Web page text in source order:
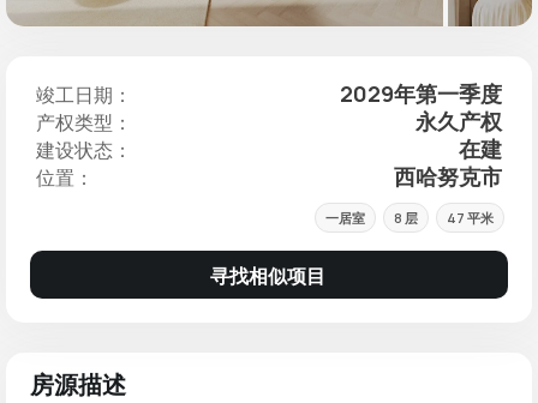
竣工日期： 2029年第一季度
产权类型： 永久产权
建设状态： 在建
位置： 西哈努克市
一居室 8 层 47 平米
寻找相似项目
房源描述